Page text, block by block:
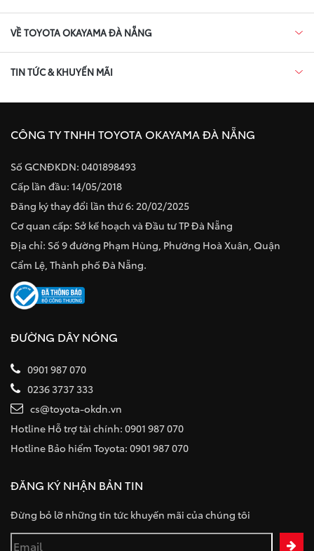
VỀ TOYOTA OKAYAMA ĐÀ NẴNG
TIN TỨC & KHUYẾN MÃI
CÔNG TY TNHH TOYOTA OKAYAMA ĐÀ NẴNG
Số GCNĐKDN: 0401898493
Cấp lần đầu: 14/05/2018
Đăng ký thay đổi lần thứ 6: 20/02/2025
Cơ quan cấp: Sở kế hoạch và Đầu tư TP Đà Nẵng
Địa chỉ: Số 9 đường Phạm Hùng, Phường Hoà Xuân, Quận
Cẩm Lệ, Thành phố Đà Nẵng.
ĐƯỜNG DÂY NÓNG
0901 987 070
0236 3737 333
cs@toyota-okdn.vn
Hotline Hỗ trợ tài chính: 0901 987 070
Hotline Bảo hiểm Toyota: 0901 987 070
ĐĂNG KÝ NHẬN BẢN TIN
Đừng bỏ lỡ những tin tức khuyến mãi của chúng tôi